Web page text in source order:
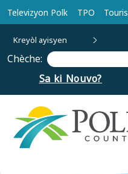
Ale nan kontni prensipal la
Televizyon Polk TPO Touris
Kreyòl ayisyen
Chèche:
Sa ki Nouvo?